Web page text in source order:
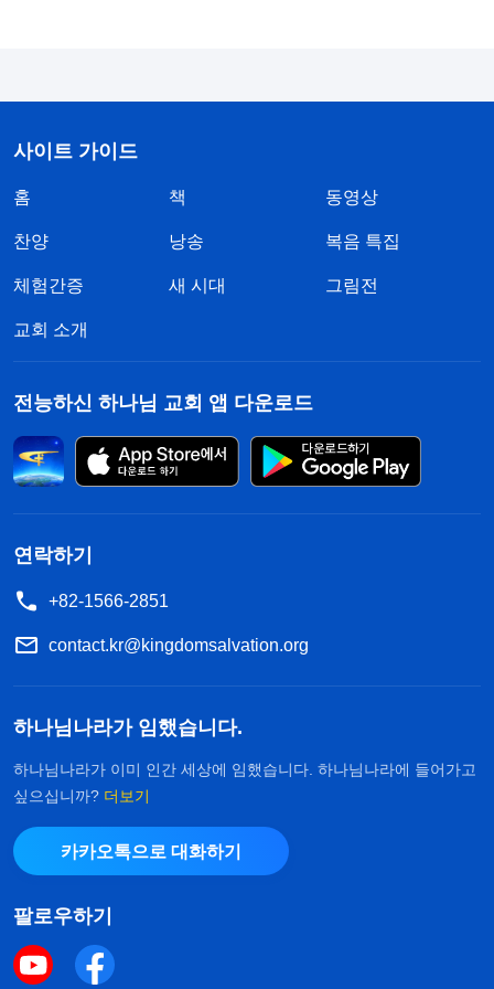
이 전혀 없었습니다. 본분을 이행할 때, 전 항상 먼저
제 체면과 이익부터 챙기기 바빴습니다. 제가 복음
니 그런 걸로 얼굴 깎이는 게 겁났습니다. 그래서 본
분을 팽개치고 복음 전도와 새신자 양육까지 멈췄습
니다. 또 소대장이 마을 사람들한테 복음 전한 사람
을 조사할 때도, 제가 전한 게 들키면 영창 갈까 봐 겁
나서 본분을 중단했습니다. 그런 상황이 닥칠 때마다
먼저 생각하는 건 제 체면이었습니다. 일단 얼굴이
깎이고 수모를 당할 것 같으면 전 본분을 뒷자리에
겠다는 마음은 있지만 일단 제 이익에 손해가 생길
는 일은 뒷전이었습니다. 본분에도 무책임했고, 양심
과 이성을 찾아볼 수 없었습니다. 그제야 제게는 충
성심이 없다는 것을 알게 되었습니다. 하나님에 대한
진심은 한없이 부족하고 오히려 이기적이고 비열하
그때 하나님의 이 말씀을 보고 큰 감동을 받게 됐
습니다. 전능하신 하나님께서 말씀하셨습니다. 『
음 전파는 모든 사람의 직책이자 의무이다. 어느 때
든, 우리가 무엇을 듣든, 무엇을 보든, 어떤 대우를 받
든 복음 전파에 대한 책임감을 굳게 지켜야 한다. 절
대 소극적이 되거나 연약해져 이 본분을 포기해서는
사이트 가이드
홈 책 동영상
찬양 낭송 복음 특집
체험간증 새 시대 그림전
교회 소개
전능하신 하나님 교회 앱 다운로드
연락하기
+82-1566-2851
contact.kr@kingdomsalvation.org
하나님나라가 임했습니다.
하나님나라가 이미 인간 세상에 임했습니다. 하나님나라에 들어가고
싶으십니까? 더보기
카카오톡으로 대화하기
팔로우하기